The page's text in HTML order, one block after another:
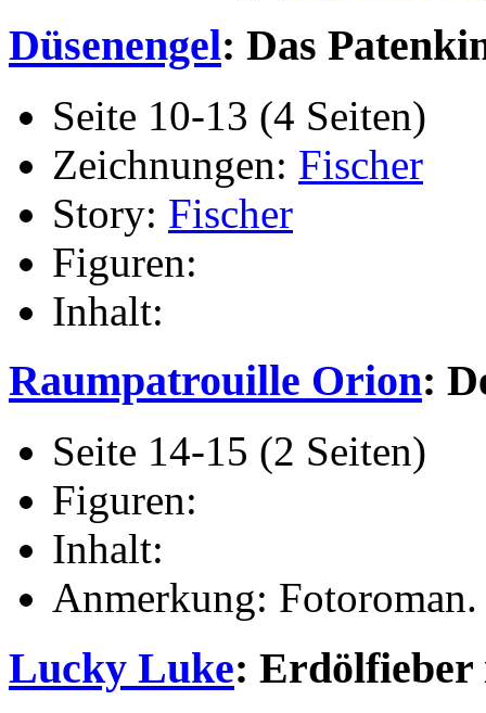
Düsenengel: Das
Seite 10-13 (4 Seiten)
Zeichnungen: Fischer
Story: Fischer
Figuren:
Inhalt:
Raumpatrouille Orion:
Seite 14-15 (2 Seiten)
Figuren:
Inhalt:
Anmerkung: Fotoroman.
Lucky Luke: Erdölfieber